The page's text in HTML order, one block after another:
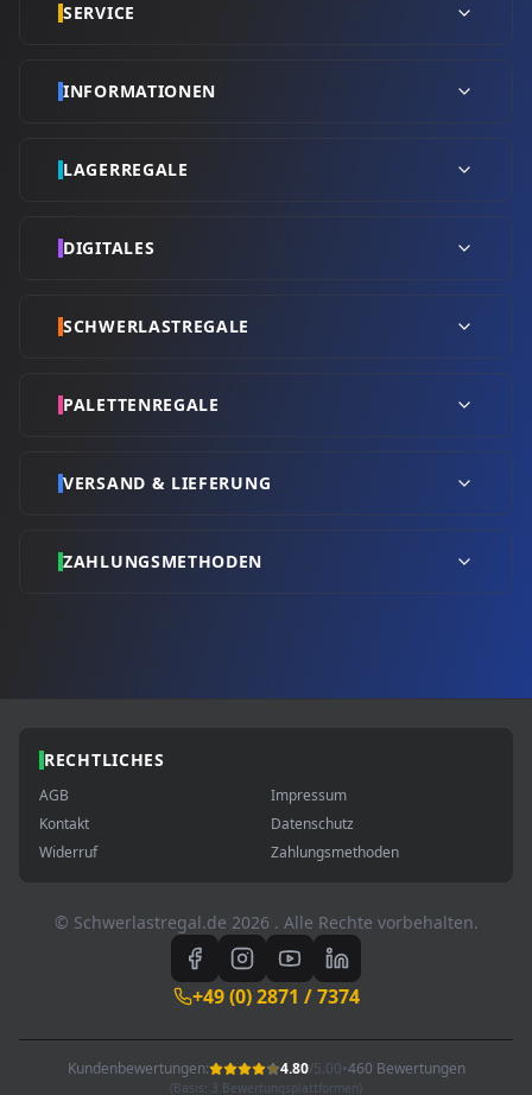
SERVICE
INFORMATIONEN
LAGERREGALE
DIGITALES
SCHWERLASTREGALE
PALETTENREGALE
VERSAND & LIEFERUNG
ZAHLUNGSMETHODEN
RECHTLICHES
AGB
Impressum
Kontakt
Datenschutz
Widerruf
Zahlungsmethoden
© Schwerlastregal.de 2026 . Alle Rechte vorbehalten.
+49 (0) 2871 / 7374
Kundenbewertungen: 4.80/5.00•460 Bewertungen
(Basis: 3 Bewertungsplattformen)